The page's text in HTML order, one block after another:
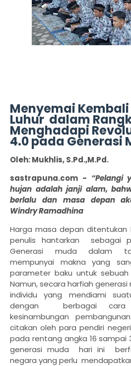
Menyemai
Luhur dalam
Menghadapi
4.0 pada Generasi
Oleh: Mukhlis, S.Pd.,M.Pd.
sastrapuna.com - “Pelangi
hujan adalah janji alam,
berlalu dan masa depan
Windry Ramadhina
Harga masa depan ditentukan
penulis hantarkan
sebagai
Generasi muda dalam
mempunyai makna yang
parameter baku untuk
Namun, secara harfiah
individu yang mendiami
dengan
berbagai
kesinambungan
citakan oleh para pendiri
pada rentang angka 16 sampai
generasi muda
hari ini
negara yang perlu